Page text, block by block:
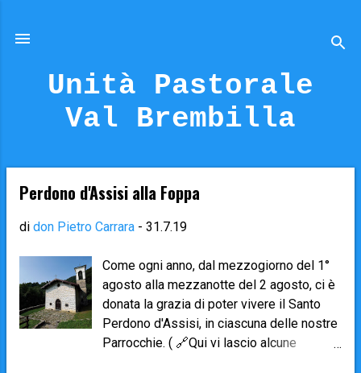
Unità Pastorale
Val Brembilla
Perdono d'Assisi alla Foppa
di don Pietro Carrara - 31.7.19
Come ogni anno, dal mezzogiorno del 1°
agosto alla mezzanotte del 2 agosto, ci è
donata la grazia di poter vivere il Santo
Perdono d'Assisi, in ciascuna delle nostre
Parrocchie. ( 🔗Qui vi lascio alcune